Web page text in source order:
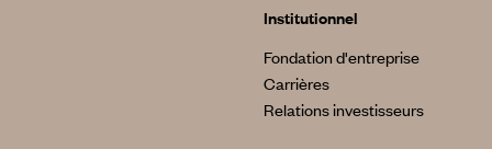
Institutionnel
Fondation d'entreprise
Carrières
Relations investisseurs